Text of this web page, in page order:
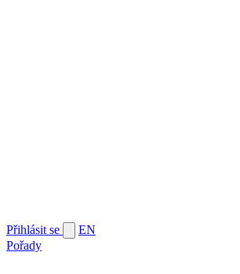
Přihlásit se
EN
Pořady